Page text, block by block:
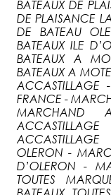
BATEAUX DE
DE PLAISANCE
DE BATEAU
BATEAUX ILE
BATEAUX A
BATEAUX A
ACCASTILLAGE
FRANCE -
MARCHAND
OLERON -
D’OLERON -
TOUTES